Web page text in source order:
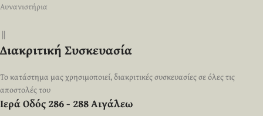
Αυνανιστήρια
||
Διακριτική Συσκευασία
Το κατάστημα μας χρησιμοποιεί, διακριτικές συσκευασίες σε όλες τις
αποστολές του
Ιερά Οδός 286 - 288 Αιγάλεω